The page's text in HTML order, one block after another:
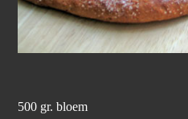
500 gr. bloem